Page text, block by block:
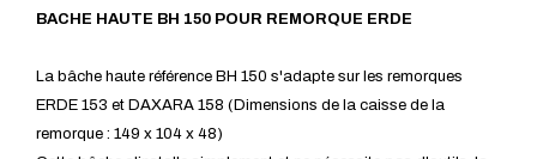
BACHE HAUTE BH 150 POUR REMORQUE ERDE
La bâche haute référence BH 150 s'adapte sur les remorques
ERDE 153 et DAXARA 158 (Dimensions de la caisse de la
remorque : 149 x 104 x 48)